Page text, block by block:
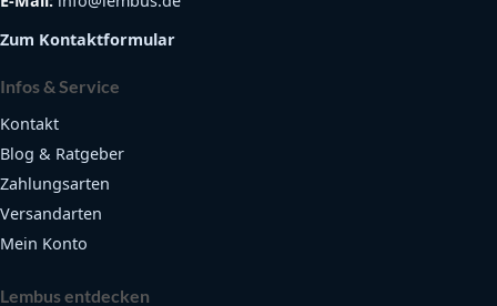
Zum Kontaktformular
Infos & Service
Kontakt
Blog & Ratgeber
Zahlungsarten
Versandarten
Mein Konto
Lembus entdecken